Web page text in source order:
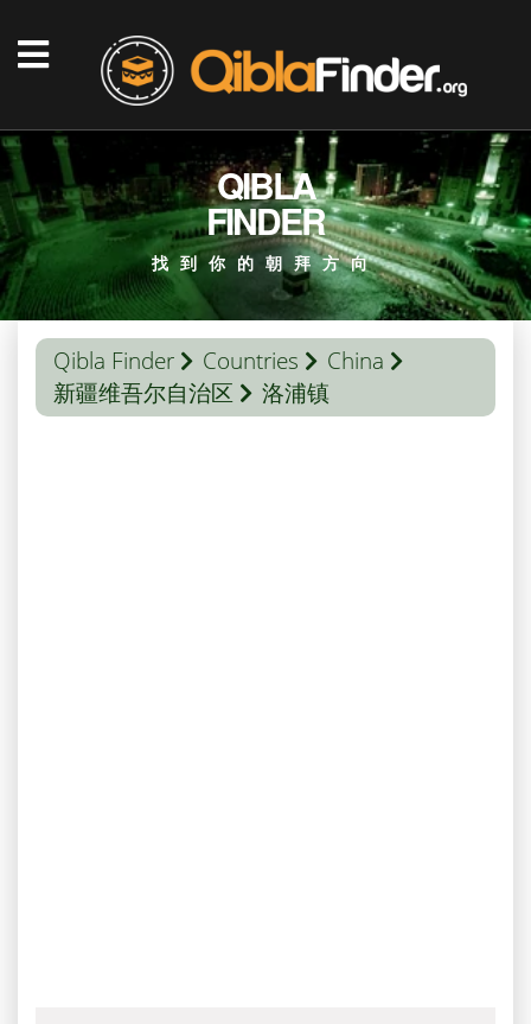
QIBLA
FINDER
找到你的朝拜方向
Qibla Finder Countries
China
新疆维吾尔自治区
洛浦镇